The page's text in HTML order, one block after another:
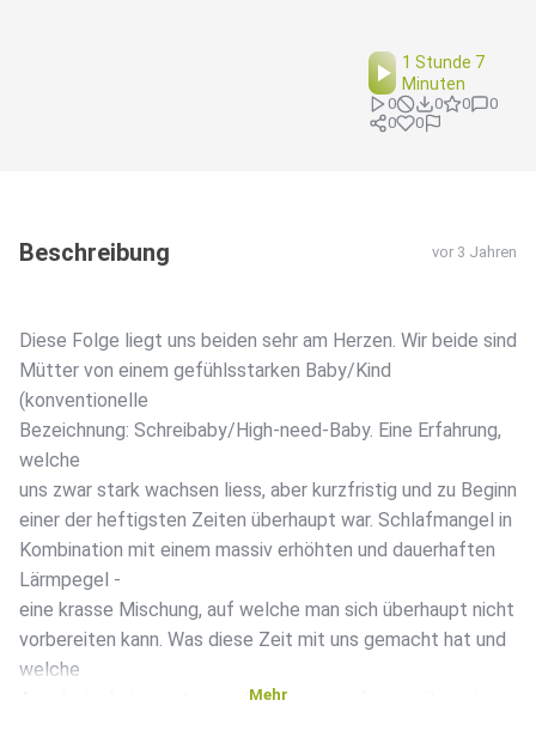
1 Stunde 7
Minuten
0 0 0
0
0
0
Beschreibung vor 3 Jahren
Diese Folge liegt uns beiden sehr am Herzen. Wir beide sind
Mütter von einem gefühlsstarken Baby/Kind
(konventionelle
Bezeichnung: Schreibaby/High-need-Baby. Eine Erfahrung,
welche
uns zwar stark wachsen liess, aber kurzfristig und zu Beginn
einer der heftigsten Zeiten überhaupt war. Schlafmangel in
Kombination mit einem massiv erhöhten und dauerhaften
Lärmpegel -
eine krasse Mischung, auf welche man sich überhaupt nicht
vorbereiten kann. Was diese Zeit mit uns gemacht hat und
welche
Angebote (privat oder von Fachpersonen) uns während
Mehr